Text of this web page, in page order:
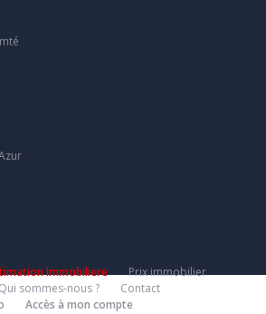
Immobiliere
Prix immobilier
Qui sommes-nous ?
Contact
Accès à mon compte